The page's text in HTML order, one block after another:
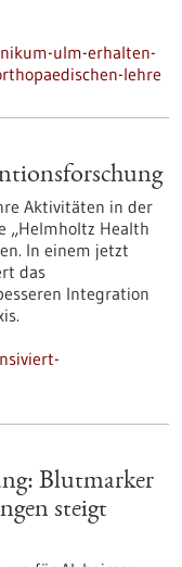
ulm-erhalten-
lehre
Aktivitäten in der
„Helmholtz Health
In einem jetzt
das
Integration
Blutmarker
steigt